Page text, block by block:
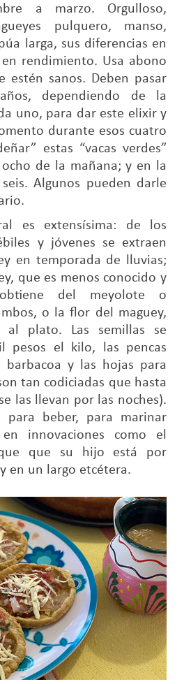
a marzo. Orgulloso,
pulquero, manso,
larga, sus diferencias en
rendimiento. Usa abono
estén sanos. Deben pasar
dependiendo de la
uno, para dar este elixir y
durante esos cuatro
estas “vacas verdes”
de la mañana; y en la
Algunos pueden darle
es extensísima: de los
y jóvenes se extraen
en temporada de lluvias;
que es menos conocido y
del meyolote o
o la flor del maguey,
al plato. Las semillas se
pesos el kilo, las pencas
y las hojas para
tan codiciadas que hasta
las llevan por las noches).
para beber, para marinar
innovaciones como el
que su hijo está por
en un largo etcétera.